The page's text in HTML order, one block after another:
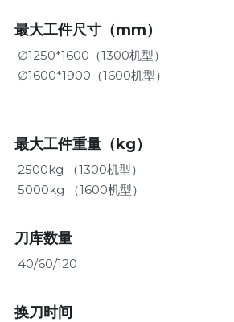
最大工件尺寸（mm）
∅1250*1600（1300机型）
∅1600*1900 （1600机型）
最大工件重量（kg）
2500kg （1300机型）
5000kg （1600机型）
刀库数量
40/60/120
换刀时间